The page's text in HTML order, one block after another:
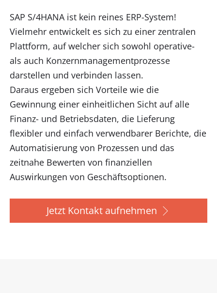
SAP S/4HANA ist kein reines ERP-System!
Vielmehr entwickelt es sich zu einer zentralen
Plattform, auf welcher sich sowohl operative-
als auch Konzernmanagementprozesse
darstellen und verbinden lassen.
Daraus ergeben sich Vorteile wie die
Gewinnung einer einheitlichen Sicht auf alle
Finanz- und Betriebsdaten, die Lieferung
flexibler und einfach verwendbarer Berichte, die
Automatisierung von Prozessen und das
zeitnahe Bewerten von finanziellen
Auswirkungen von Geschäftsoptionen.
Jetzt Kontakt aufnehmen